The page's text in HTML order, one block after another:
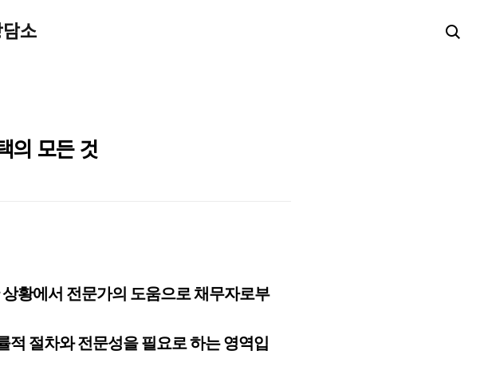
소
의 모든 것
황에서 전문가의 도움으로 채무자로부
적 절차와 전문성을 필요로 하는 영역입